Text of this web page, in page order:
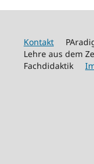
Kontakt
Lehre aus dem
Fachdidaktik